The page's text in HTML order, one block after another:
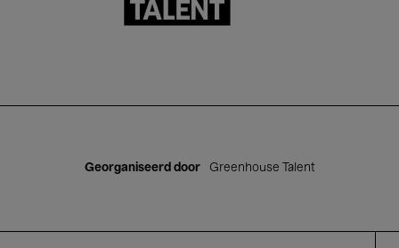
Georganiseerd door Greenhouse Talent